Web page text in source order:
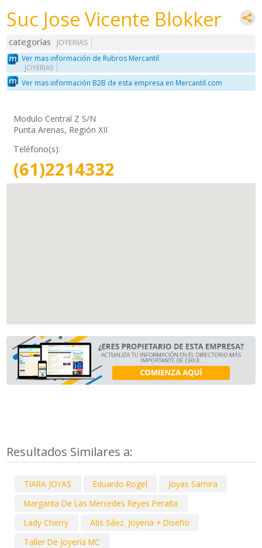
Suc Jose Vicente Blokker
categorías
JOYERIAS
Ver mas información de Rubros Mercantil
JOYERIAS
Ver mas información B2B de esta empresa en Mercantil.com
Modulo Central Z S/N
Punta Arenas, Región XII
Teléfono(s):
(61)2214332
Resultados Similares a:
TIARA JOYAS Eduardo Rogel
Joyas Samira
Margarita De Las Mercedes Reyes Peralta
Lady Cherry
Atis Sáez. Joyería + Diseño
Taller De Joyería MC